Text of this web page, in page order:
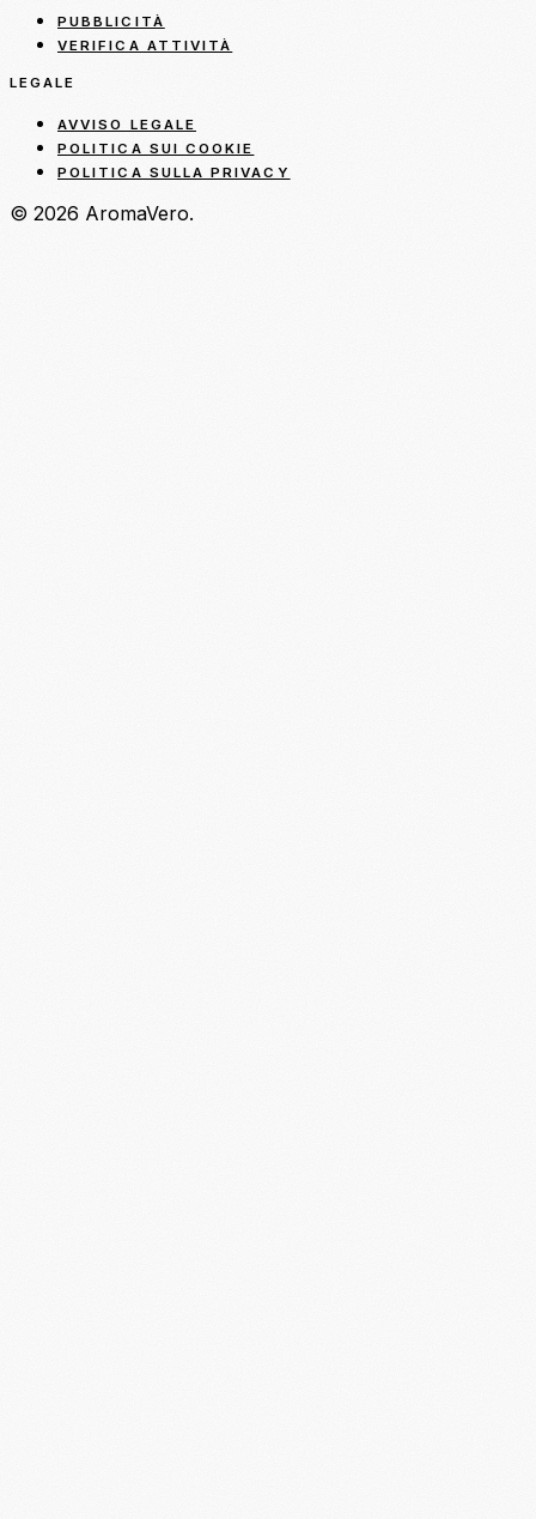
PUBBLICITÀ
VERIFICA ATTIVITÀ
LEGALE
AVVISO LEGALE
POLITICA SUI COOKIE
POLITICA SULLA PRIVACY
© 2026 AromaVero.